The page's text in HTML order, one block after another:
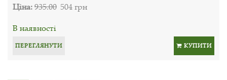
Ціна:935.00 504 грн
В наявності
ПЕРЕГЛЯНУТИ КУПИТИ